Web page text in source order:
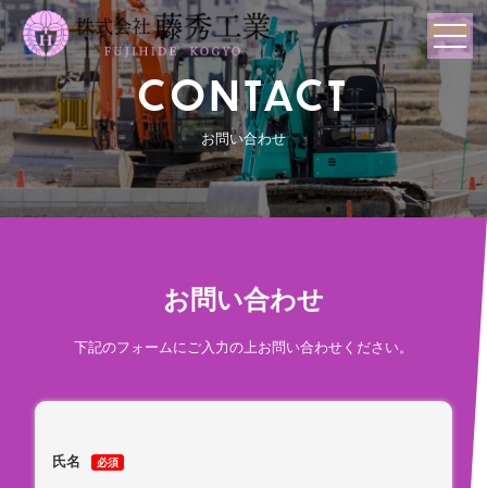
CONTACT
お問い合わせ
お問い合わせ
下記のフォームにご入力の上お問い合わせください。
氏名 必須